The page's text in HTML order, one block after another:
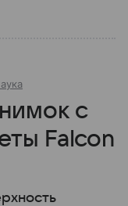
с
Falcon